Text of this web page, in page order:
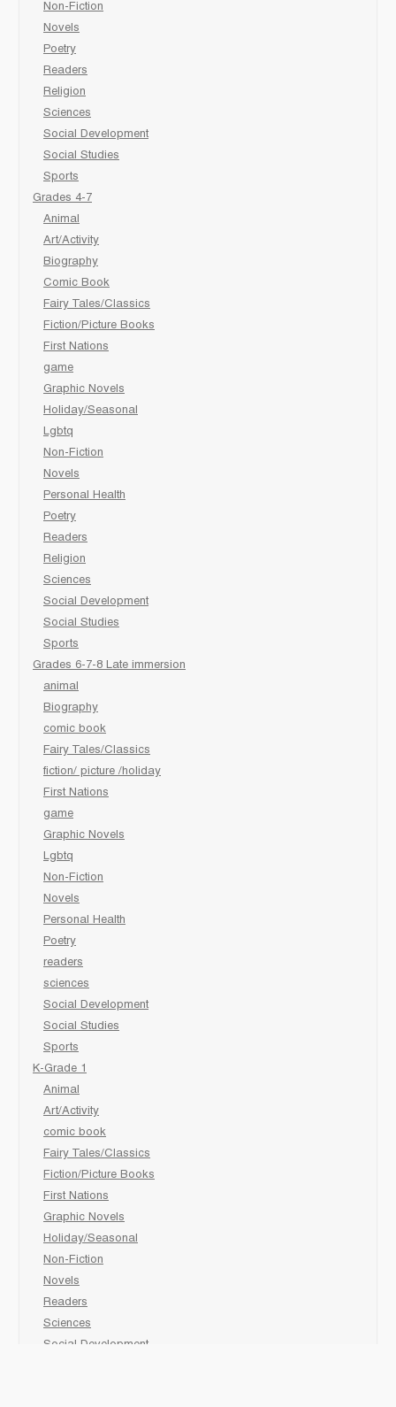
Non-Fiction
Novels
Poetry
Readers
Religion
Sciences
Social Development
Social Studies
Sports
Grades 4-7
Animal
Art/Activity
Biography
Comic Book
Fairy Tales/Classics
Fiction/Picture Books
First Nations
game
Graphic Novels
Holiday/Seasonal
Lgbtq
Non-Fiction
Novels
Personal Health
Poetry
Readers
Religion
Sciences
Social Development
Social Studies
Sports
Grades 6-7-8 Late immersion
animal
Biography
comic book
Fairy Tales/Classics
fiction/ picture /holiday
First Nations
game
Graphic Novels
Lgbtq
Non-Fiction
Novels
Personal Health
Poetry
readers
sciences
Social Development
Social Studies
Sports
K-Grade 1
Animal
Art/Activity
comic book
Fairy Tales/Classics
Fiction/Picture Books
First Nations
Graphic Novels
Holiday/Seasonal
Non-Fiction
Novels
Readers
Sciences
Social Development